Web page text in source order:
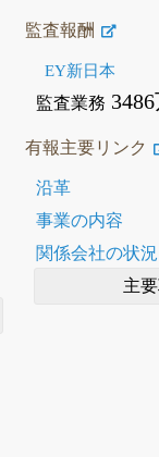
監査報酬
EY新日本
監査業務
有報主要リンク
沿革
事業の内容
関係会社の状況
主